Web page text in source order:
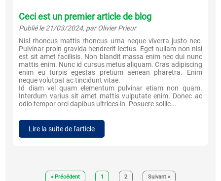
Ceci est un premier article de blog
Publié le 21/03/2024, par Olivier Prieur
Nisl rhoncus mattis rhoncus urna neque viverra justo nec.
Pulvinar proin gravida hendrerit lectus. Eget nullam non nisi
est sit amet facilisis. Non blandit massa enim nec dui nunc
mattis enim. Nunc id cursus metus aliquam. Cras adipiscing
enim eu turpis egestas pretium aenean pharetra. Enim
neque volutpat ac tincidunt vitae.
Id diam vel quam elementum pulvinar etiam non quam.
Interdum varius sit amet mattis vulputate enim. Donec ac
odio tempor orci dapibus ultrices in. Posuere sollic...
Lire la suite de l'article
« Précédent 1 2 Suivant »